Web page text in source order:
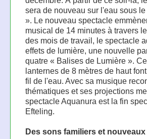
sera de nouveau sur l'eau sous
». Le nouveau spectacle
musical de 14 minutes à travers
des mois de travail, le spectacle
effets de lumière, une nouvelle
quatre « Balises de Lumière ».
lanternes de 8 mètres de haut
fil de l'eau. Avec sa musique
thématiques et ses projections
spectacle Aquanura est la fin
Efteling.
Des sons familiers et nouveaux